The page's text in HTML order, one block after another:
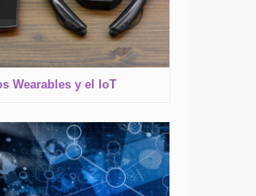
Wearables y el IoT